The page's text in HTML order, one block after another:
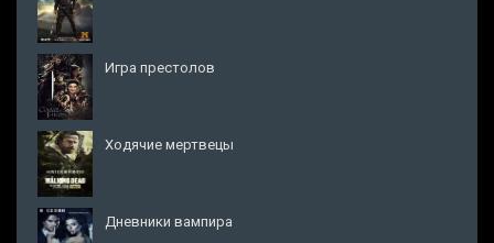
Игра престолов
Ходячие мертвецы
Дневники вампира